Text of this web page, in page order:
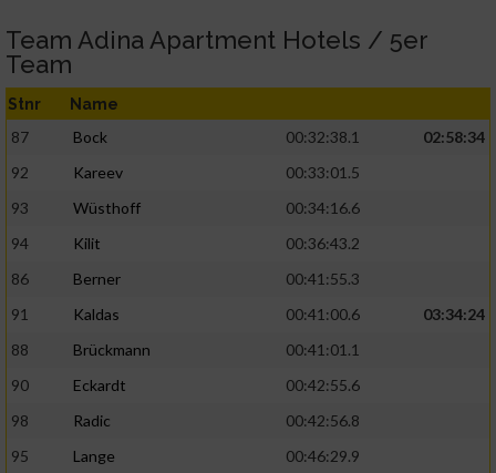
Team Adina Apartment Hotels / 5er
Team
Stnr Name
87 Bock 00:32:38.1
02:58:34
92
Kareev
00:33:01.5
93
Wüsthoff
00:34:16.6
94
Kilit
00:36:43.2
86
Berner
00:41:55.3
91
Kaldas 00:41:00.6
03:34:24
88
Brückmann
00:41:01.1
90
Eckardt
00:42:55.6
98
Radic
00:42:56.8
95
Lange
00:46:29.9